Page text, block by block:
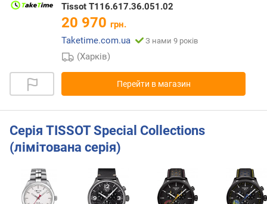
Tissot T116.617.36.051.02
20 970 грн.
Taketime.com.ua
З нами 9 років
(Харків)
Перейти в магазин
Серія TISSOT Special Collections
(лімітована серія)